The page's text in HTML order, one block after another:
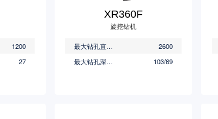
1200
27
XR360F
旋挖钻机
最大钻孔直径(mm)
2600
最大钻孔深度(m)
103/69